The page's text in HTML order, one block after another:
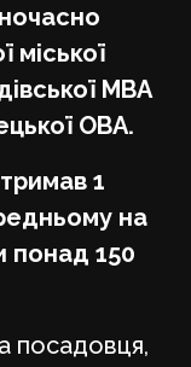
міської
МВА
ОВА.
1
на
понад 150
посадовця,